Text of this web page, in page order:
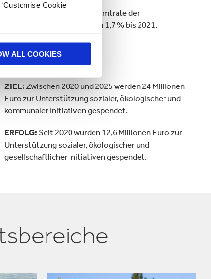
Cookie
ALL COOKIES
Senkung der Gesamtrate der
meldepflichtigen Unfälle um 1,7 % bis 2021.
ZIEL: Zwischen 2020 und 2025 werden 24 Millionen
Euro zur Unterstützung sozialer, ökologischer und
kommunaler Initiativen gespendet.
ERFOLG: Seit 2020 wurden 12,6 Millionen Euro zur
Unterstützung sozialer, ökologischer und
gesellschaftlicher Initiativen gespendet.